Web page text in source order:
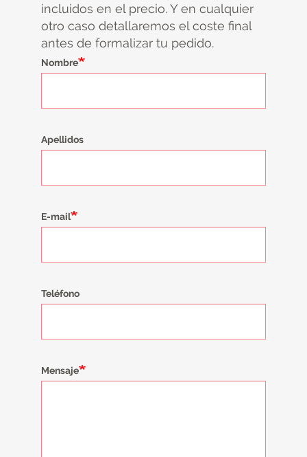
incluidos en el precio. Y en cualquier
otro caso detallaremos el coste final
antes de formalizar tu pedido.
Nombre
Apellidos
E-mail
Teléfono
Mensaje